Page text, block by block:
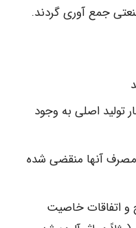
جمع آوری گردند.
تولید اصلی به وجود
مصرف آنها منقضی شده
و اتفاقات خاصیت